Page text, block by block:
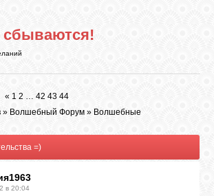
« 1 2 … 42 43 44
» Волшебный Форум » Волшебные
=)
в 20:04